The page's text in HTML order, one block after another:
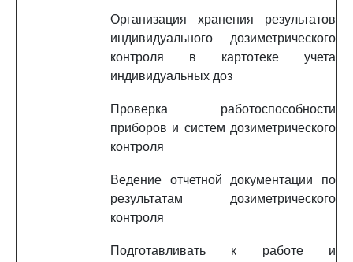
Организация хранения результатов
индивидуального дозиметрического
контроля в картотеке учета
индивидуальных доз
Проверка работоспособности
приборов и систем дозиметрического
контроля
Ведение отчетной документации по
результатам дозиметрического
контроля
Подготавливать к работе и